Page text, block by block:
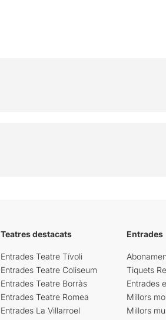
Teatres destacats
Entrades Teatre Tívoli
Entrades Teatre Coliseum
Entrades Teatre Borràs
Entrades Teatre Romea
Entrades La Villarroel
Entrades
Tiquets
Entrades
Millors
Millors